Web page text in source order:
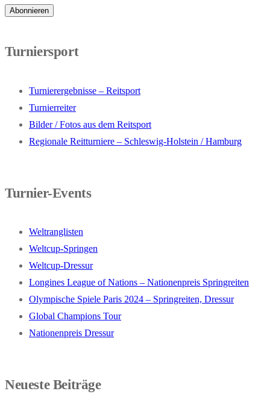
Turniersport
Turnierergebnisse – Reitsport
Turnierreiter
Bilder / Fotos aus dem Reitsport
Regionale Reitturniere – Schleswig-Holstein / Hamburg
Turnier-Events
Weltranglisten
Weltcup-Springen
Weltcup-Dressur
Longines League of Nations – Nationenpreis Springreiten
Olympische Spiele Paris 2024 – Springreiten, Dressur
Global Champions Tour
Nationenpreis Dressur
Neueste Beiträge